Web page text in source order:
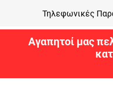
Τηλεφωνικές
Αγαπητοί μας